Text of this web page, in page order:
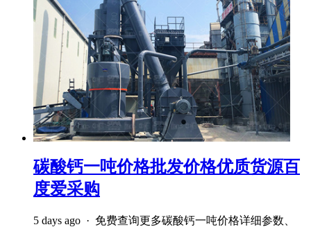
碳酸钙一吨价格批发价格优质货源百
度爱采购
5 days ago · 免费查询更多碳酸钙一吨价格详细参数、